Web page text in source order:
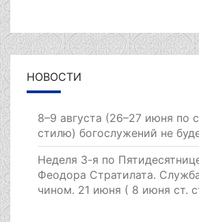
НОВОСТИ
8–9 августа (26–27 июня по
стилю) богослужений не
Неделя 3-я по
Феодора Стратилата.
чином. 21 июня ( 8 июня ст.